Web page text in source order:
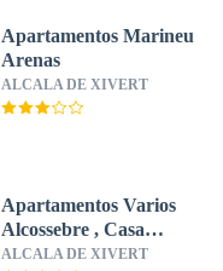
Apartamentos Marineu
Arenas
ALCALA DE XIVERT
Apartamentos Varios
Alcossebre , Casa
Azahar
ALCALA DE XIVERT